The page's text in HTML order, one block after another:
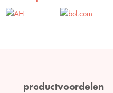
productvoordelen